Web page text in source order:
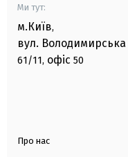
Ми тут:
м.Київ,
вул. Володимирська
61/11, офіс 50
Про нас